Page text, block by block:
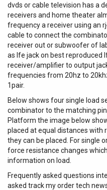
dvds or cable television has a
receivers and home theater
frequency a receiver using an
cable to connect the
receiver out or subwoofer of
as lfe jack on best reproduced
receiver/amplifier to output
frequencies from 20hz to
1pair.
Below shows four single load
combinator to the matching
Platform the image below
placed at equal distances with
they can be placed. For single
force resistance changes
information on load.
Frequently asked questions
asked track my order tech